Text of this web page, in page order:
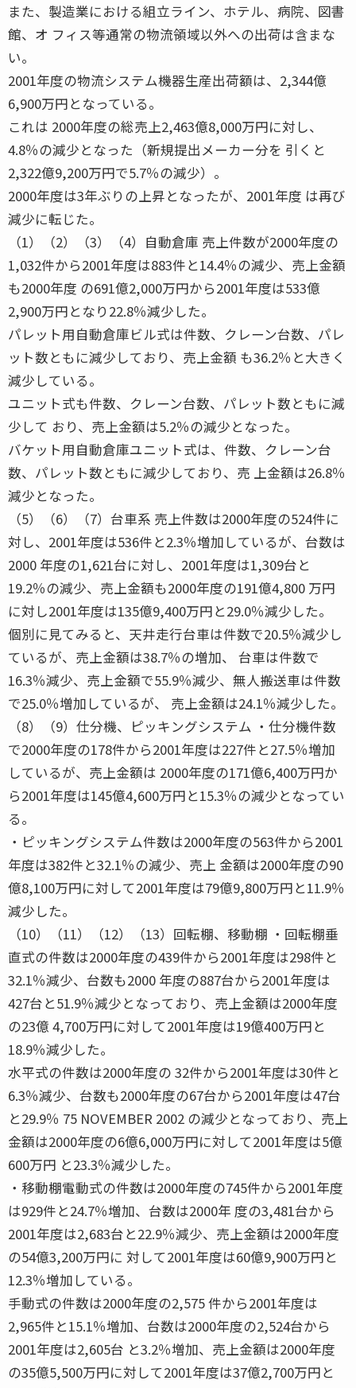
また、製造業における組立ライン、ホテル、病院、図書
館、オ フィス等通常の物流領域以外への出荷は含まな
い。
2001年度の物流システム機器生産出荷額は、2,344億
6,900万円となっている。
これは 2000年度の総売上2,463億8,000万円に対し、
4.8％の減少となった（新規提出メーカー分を 引くと
2,322億9,200万円で5.7％の減少）。
2000年度は3年ぶりの上昇となったが、2001年度 は再び
減少に転じた。
（1）（2）（3）（4）自動倉庫 売上件数が2000年度の
1,032件から2001年度は883件と14.4％の減少、売上金額
も2000年度 の691億2,000万円から2001年度は533億
2,900万円となり22.8％減少した。
パレット用自動倉庫ビル式は件数、クレーン台数、パレ
ット数ともに減少しており、売上金額 も36.2％と大きく
減少している。
ユニット式も件数、クレーン台数、パレット数ともに減
少して おり、売上金額は5.2％の減少となった。
バケット用自動倉庫ユニット式は、件数、クレーン台
数、パレット数ともに減少しており、売 上金額は26.8％
減少となった。
（5）（6）（7）台車系 売上件数は2000年度の524件に
対し、2001年度は536件と2.3％増加しているが、台数は
2000 年度の1,621台に対し、2001年度は1,309台と
19.2％の減少、売上金額も2000年度の191億4,800 万円
に対し2001年度は135億9,400万円と29.0％減少した。
個別に見てみると、天井走行台車は件数で20.5％減少し
ているが、売上金額は38.7％の増加、 台車は件数で
16.3％減少、売上金額で55.9％減少、無人搬送車は件数
で25.0％増加しているが、 売上金額は24.1％減少した。
（8）（9）仕分機、ピッキングシステム ・仕分機件数
で2000年度の178件から2001年度は227件と27.5％増加
しているが、売上金額は 2000年度の171億6,400万円か
ら2001年度は145億4,600万円と15.3％の減少となってい
る。
・ピッキングシステム件数は2000年度の563件から2001
年度は382件と32.1％の減少、売上 金額は2000年度の90
億8,100万円に対して2001年度は79億9,800万円と11.9％
減少した。
（10）（11）（12）（13）回転棚、移動棚 ・回転棚垂
直式の件数は2000年度の439件から2001年度は298件と
32.1％減少、台数も2000 年度の887台から2001年度は
427台と51.9％減少となっており、売上金額は2000年度
の23億 4,700万円に対して2001年度は19億400万円と
18.9％減少した。
水平式の件数は2000年度の 32件から2001年度は30件と
6.3％減少、台数も2000年度の67台から2001年度は47台
と29.9％ 75 NOVEMBER 2002 の減少となっており、売上
金額は2000年度の6億6,000万円に対して2001年度は5億
600万円 と23.3％減少した。
・移動棚電動式の件数は2000年度の745件から2001年度
は929件と24.7％増加、台数は2000年 度の3,481台から
2001年度は2,683台と22.9％減少、売上金額は2000年度
の54億3,200万円に 対して2001年度は60億9,900万円と
12.3％増加している。
手動式の件数は2000年度の2,575 件から2001年度は
2,965件と15.1％増加、台数は2000年度の2,524台から
2001年度は2,605台 と3.2％増加、売上金額は2000年度
の35億5,500万円に対して2001年度は37億2,700万円と